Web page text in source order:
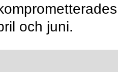
och juni.